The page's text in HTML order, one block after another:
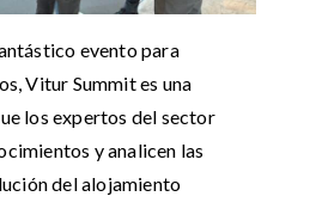
evento para
Vitur Summit es una
los expertos del sector
y analicen las
del alojamiento